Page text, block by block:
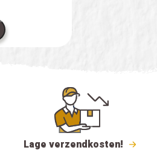
Lage verzendkosten!